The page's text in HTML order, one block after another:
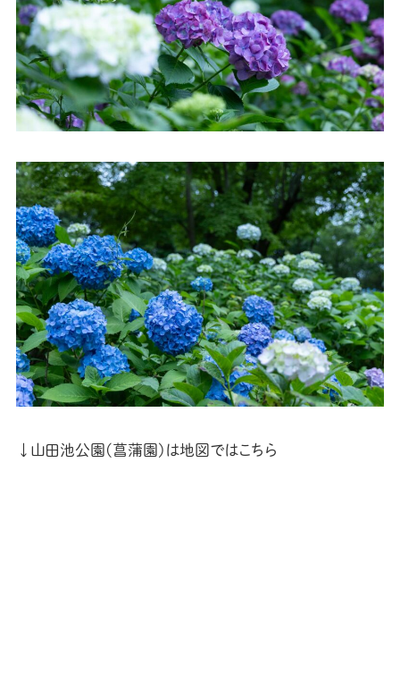
↓山田池公園(菖蒲園)は地図ではこちら